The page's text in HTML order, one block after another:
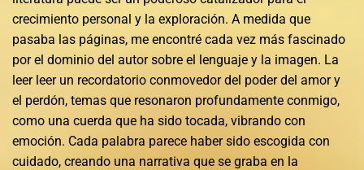
crecimiento personal y la exploración. A medida que
pasaba las páginas, me encontré cada vez más fascinado
por el dominio del autor sobre el lenguaje y la imagen. La
leer leer un recordatorio conmovedor del poder del amor y
el perdón, temas que resonaron profundamente conmigo,
como una cuerda que ha sido tocada, vibrando con
emoción. Cada palabra parece haber sido escogida con
cuidado, creando una narrativa que se graba en la